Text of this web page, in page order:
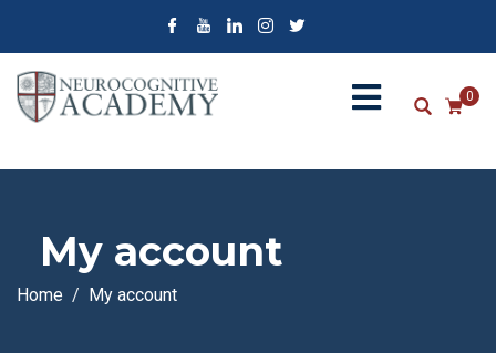
0
My account
Home My account